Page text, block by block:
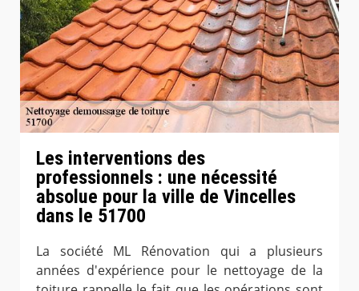
Les interventions des
professionnels : une nécessité
absolue pour la ville de Vincelles
dans le 51700
La société ML Rénovation qui a plusieurs
années d'expérience pour le nettoyage de la